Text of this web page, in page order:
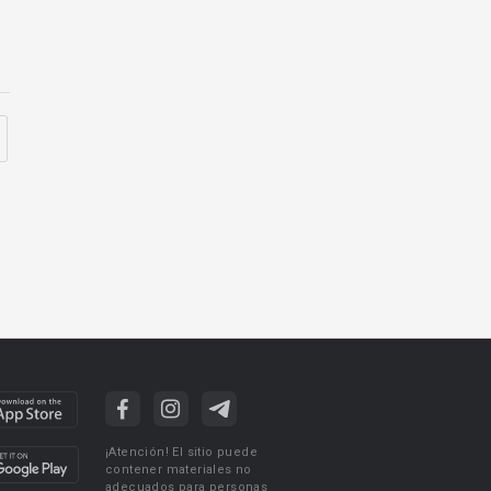
¡Atención! El sitio puede
contener materiales no
adecuados para personas